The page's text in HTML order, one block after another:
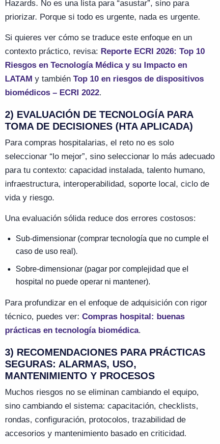
Hazards. No es una lista para “asustar”, sino para
priorizar. Porque si todo es urgente, nada es urgente.
Si quieres ver cómo se traduce este enfoque en un
contexto práctico, revisa: Reporte ECRI 2026: Top 10
Riesgos en Tecnología Médica y su Impacto en
LATAM y también Top 10 en riesgos de dispositivos
biomédicos – ECRI 2022.
2) EVALUACIÓN DE TECNOLOGÍA PARA
TOMA DE DECISIONES (HTA APLICADA)
Para compras hospitalarias, el reto no es solo
seleccionar “lo mejor”, sino seleccionar lo más adecuado
para tu contexto: capacidad instalada, talento humano,
infraestructura, interoperabilidad, soporte local, ciclo de
vida y riesgo.
Una evaluación sólida reduce dos errores costosos:
Sub-dimensionar (comprar tecnología que no cumple el
caso de uso real).
Sobre-dimensionar (pagar por complejidad que el
hospital no puede operar ni mantener).
Para profundizar en el enfoque de adquisición con rigor
técnico, puedes ver: Compras hospital: buenas
prácticas en tecnología biomédica.
3) RECOMENDACIONES PARA PRÁCTICAS
SEGURAS: ALARMAS, USO,
MANTENIMIENTO Y PROCESOS
Muchos riesgos no se eliminan cambiando el equipo,
sino cambiando el sistema: capacitación, checklists,
rondas, configuración, protocolos, trazabilidad de
accesorios y mantenimiento basado en criticidad.